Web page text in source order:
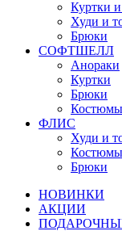
Куртки
Худи и
Брюки
СОФТШЕЛЛ
Анораки
Куртки
Брюки
Костюмы
ФЛИС
Худи и
Костюмы
Брюки
НОВИНКИ
АКЦИИ